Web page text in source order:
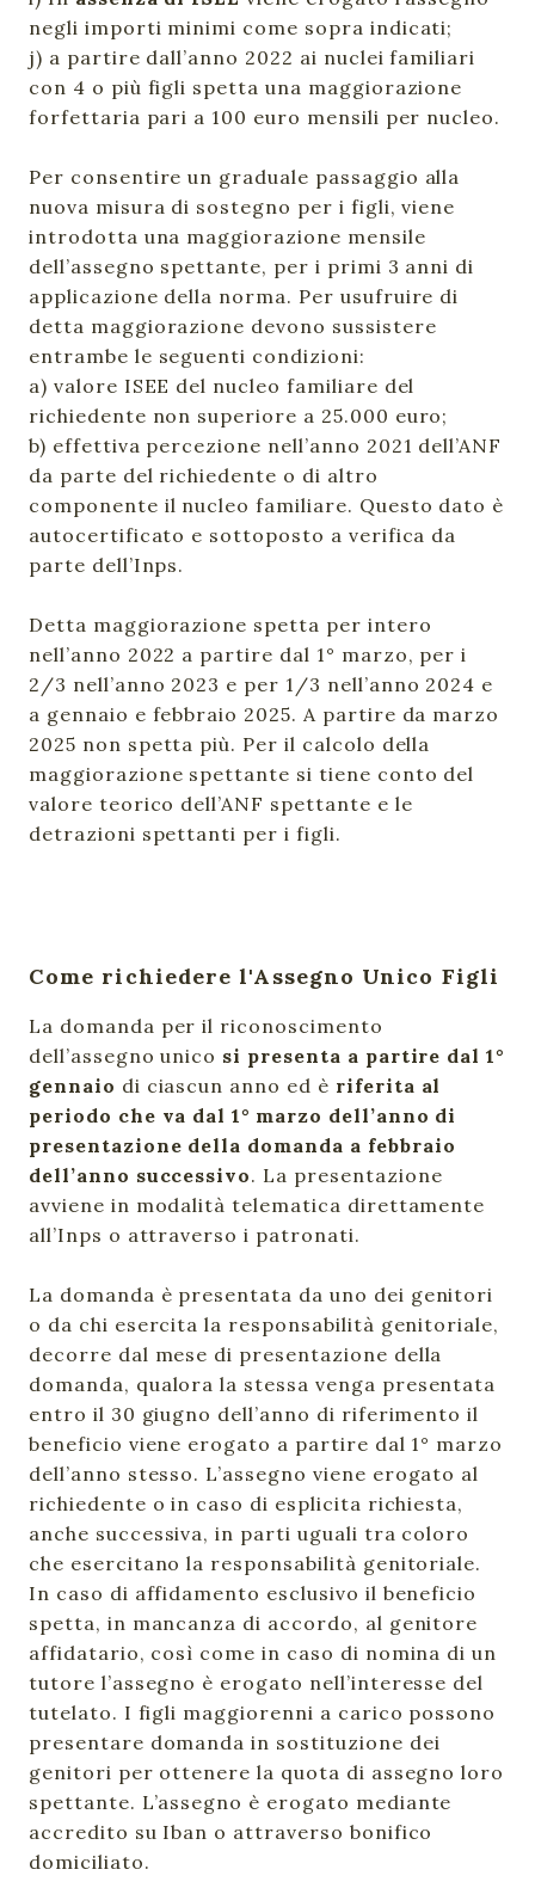
negli importi minimi come sopra indicati;
j) a partire dall’anno 2022 ai nuclei familiari
con 4 o più figli spetta una maggiorazione
forfettaria pari a 100 euro mensili per nucleo.
Per consentire un graduale passaggio alla
nuova misura di sostegno per i figli, viene
introdotta una maggiorazione mensile
dell’assegno spettante, per i primi 3 anni di
applicazione della norma. Per usufruire di
detta maggiorazione devono sussistere
entrambe le seguenti condizioni:
a) valore ISEE del nucleo familiare del
richiedente non superiore a 25.000 euro;
b) effettiva percezione nell’anno 2021 dell’ANF
da parte del richiedente o di altro
componente il nucleo familiare. Questo dato è
autocertificato e sottoposto a verifica da
parte dell’Inps.
Detta maggiorazione spetta per intero
nell’anno 2022 a partire dal 1° marzo, per i
2/3 nell’anno 2023 e per 1/3 nell’anno 2024 e
a gennaio e febbraio 2025. A partire da marzo
2025 non spetta più. Per il calcolo della
maggiorazione spettante si tiene conto del
valore teorico dell’ANF spettante e le
detrazioni spettanti per i figli.
Come richiedere l'Assegno Unico Figli
La domanda per il riconoscimento
dell’assegno unico si presenta a partire dal 1°
gennaio di ciascun anno ed è riferita al
periodo che va dal 1° marzo dell’anno di
presentazione della domanda a febbraio
dell’anno successivo. La presentazione
avviene in modalità telematica direttamente
all’Inps o attraverso i patronati.
La domanda è presentata da uno dei genitori
o da chi esercita la responsabilità genitoriale,
decorre dal mese di presentazione della
domanda, qualora la stessa venga presentata
entro il 30 giugno dell’anno di riferimento il
beneficio viene erogato a partire dal 1° marzo
dell’anno stesso. L’assegno viene erogato al
richiedente o in caso di esplicita richiesta,
anche successiva, in parti uguali tra coloro
che esercitano la responsabilità genitoriale.
In caso di affidamento esclusivo il beneficio
spetta, in mancanza di accordo, al genitore
affidatario, così come in caso di nomina di un
tutore l’assegno è erogato nell’interesse del
tutelato. I figli maggiorenni a carico possono
presentare domanda in sostituzione dei
genitori per ottenere la quota di assegno loro
spettante. L’assegno è erogato mediante
accredito su Iban o attraverso bonifico
domiciliato.